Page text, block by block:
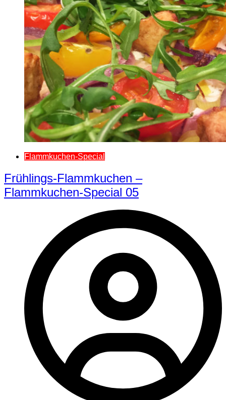
Flammkuchen-Special
Frühlings-Flammkuchen –
Flammkuchen-Special 05